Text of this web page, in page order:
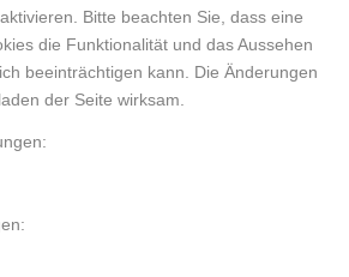
Bitte beachten Sie, dass eine
die Funktionalität und das Aussehen
beeinträchtigen kann. Die Änderungen
der Seite wirksam.